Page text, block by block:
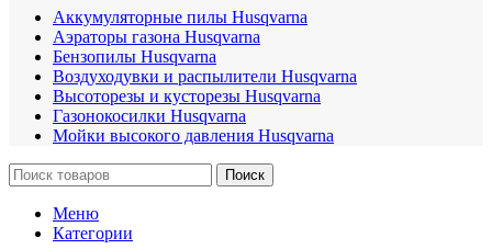
Аккумуляторные пилы Husqvarna
Аэраторы газона Husqvarna
Бензопилы Husqvarna
Воздуходувки и распылители Husqvarna
Высоторезы и кусторезы Husqvarna
Газонокосилки Husqvarna
Мойки высокого давления Husqvarna
Поиск
Меню
Категории